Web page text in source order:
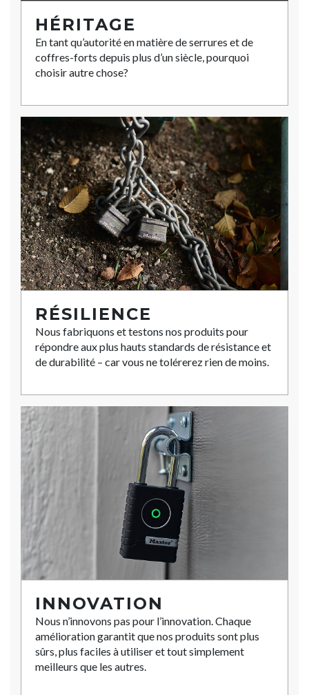
HÉRITAGE
En tant qu’autorité en matière de serrures et de
coffres-forts depuis plus d’un siècle, pourquoi
choisir autre chose?
RÉSILIENCE
Nous fabriquons et testons nos produits pour
répondre aux plus hauts standards de résistance et
de durabilité – car vous ne tolérerez rien de moins.
INNOVATION
Nous n’innovons pas pour l’innovation. Chaque
amélioration garantit que nos produits sont plus
sûrs, plus faciles à utiliser et tout simplement
meilleurs que les autres.